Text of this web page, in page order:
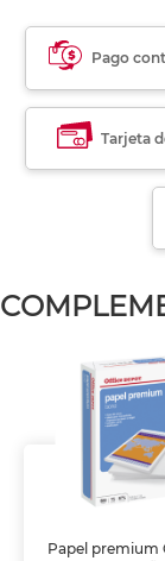
Pago
Tarjeta
Papel premium